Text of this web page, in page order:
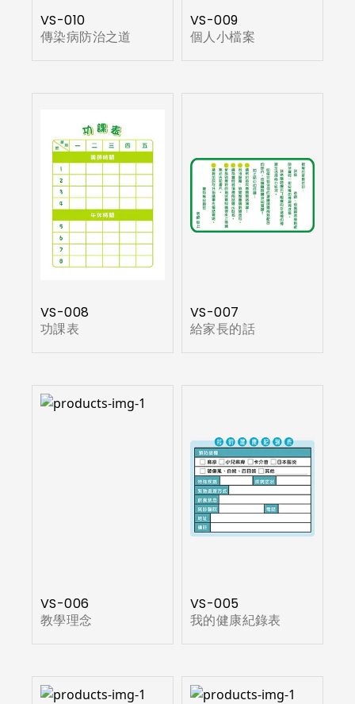
VS-010
傳染病防治之道
VS-009
個人小檔案
VS-008
功課表
VS-007
給家長的話
VS-006
教學理念
VS-005
我的健康紀錄表